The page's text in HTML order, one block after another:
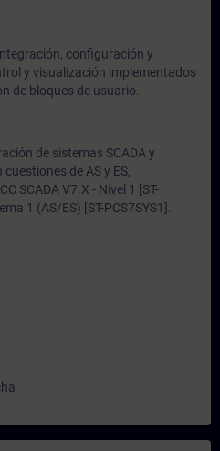
configuración y
y visualización implementados
de bloques de usuario.
de sistemas SCADA y
de AS y ES,
SCADA V7.X - Nivel 1 [ST-
1 (AS/ES) [ST-PCS7SYS1].